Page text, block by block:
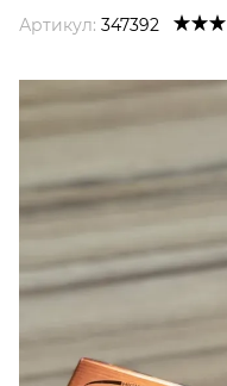
Артикул: 347392